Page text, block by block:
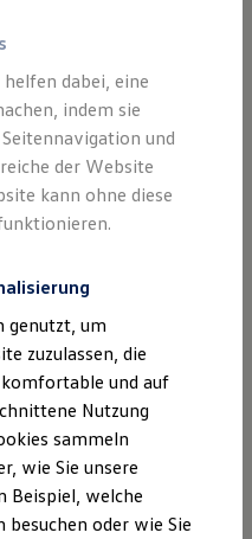
Nutzfahrzeuge
dabei, eine
indem sie
und
der Website
kann ohne diese
genutzt, um
zuzulassen, die
und auf
Nutzung
sammeln
wie Sie unsere
Beispiel, welche
besuchen oder wie Sie